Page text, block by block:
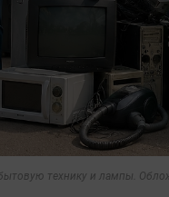
технику и лампы.